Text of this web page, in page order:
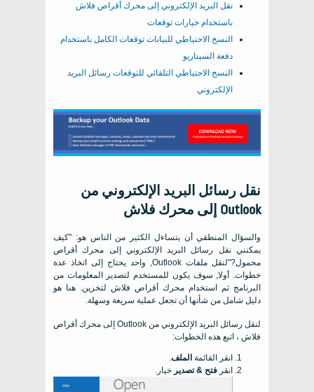
نقل البريد الإلكتروني إلى محرك أقراص فلاش
باستخدام خيارات توقعات
النسخ الاحتياطي للبيانات توقعات الكامل باستخدام
دفعة السيناريو
النسخ الاحتياطي التلقائي للتوقعات رسائل البريد
الإلكتروني
نقل رسائل البريد الإلكتروني من
Outlook إلى محرك فلاش
والسؤال المنطقي أن يتساءل الكثير من الناس هو: "كيف
يمكنني نقل رسائل البريد الإلكتروني إلى محرك أقراص
محمول?"لنقل ملفات Outlook, واحد يحتاج إلى اتخاذ عدة
خطوات. أولا, سوف يكون للمستخدم لتصدير المعلومات من
البرنامج ثم استخدام محرك أقراص فلاش لتخزين. هنا هو
دليل شامل من شأنها أن تجعل عملية سريعة وسهلة.
لنقل رسائل البريد الإلكتروني من Outlook إلى محرك أقراص
فلاش ، اتبع هذه الخطوات:
انقر القائمة الملف.
انقر فتح & تصدير خيار.